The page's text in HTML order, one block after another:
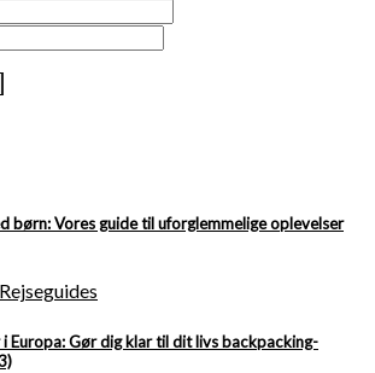
børn: Vores guide til uforglemmelige oplevelser
Rejseguides
Europa: Gør dig klar til dit livs backpacking-